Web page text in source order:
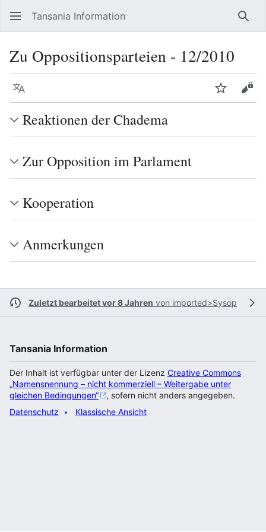
Tansania Information
Zu Oppositionsparteien - 12/2010
Sprache
Reaktionen der Chadema
Zur Opposition im Parlament
Kooperation
Anmerkungen
Zuletzt bearbeitet vor 8 Jahren von imported>Sysop
Tansania Information
Der Inhalt ist verfügbar unter der Lizenz Creative Commons
„Namensnennung – nicht kommerziell – Weitergabe unter
gleichen Bedingungen“
, sofern nicht anders angegeben.
Datenschutz
Klassische Ansicht